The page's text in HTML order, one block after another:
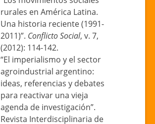
rurales en América Latina.
Una historia reciente (1991-
2011)”. Conflicto Social, v. 7,
(2012): 114-142.
“El imperialismo y el sector
agroindustrial argentino:
ideas, referencias y debates
para reactivar una vieja
agenda de investigación”.
Revista Interdisciplinaria de